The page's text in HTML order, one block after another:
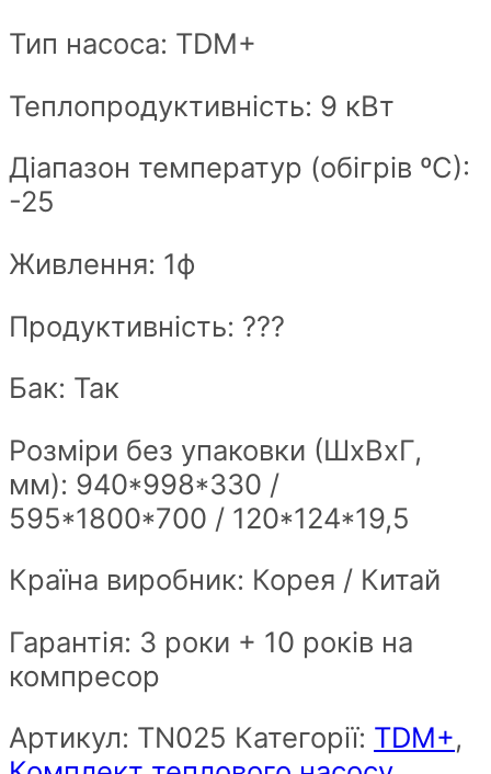
Тип насоса: TDM+
Теплопродуктивність: 9 кВт
Діапазон температур (обігрів ºС):
-25
Живлення: 1ф
Продуктивність: ???
Бак: Так
Розміри без упаковки (ШxВxГ,
мм): 940*998*330 /
595*1800*700 / 120*124*19,5
Країна виробник: Корея / Китай
Гарантія: 3 роки + 10 років на
компресор
Артикул: ТN025 Категорії: TDM+,